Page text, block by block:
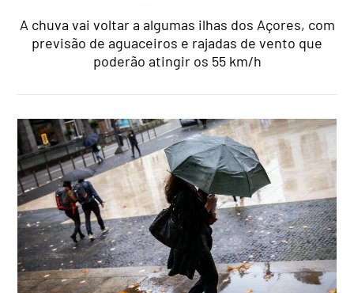
A chuva vai voltar a algumas ilhas dos Açores, com
previsão de aguaceiros e rajadas de vento que
poderão atingir os 55 km/h